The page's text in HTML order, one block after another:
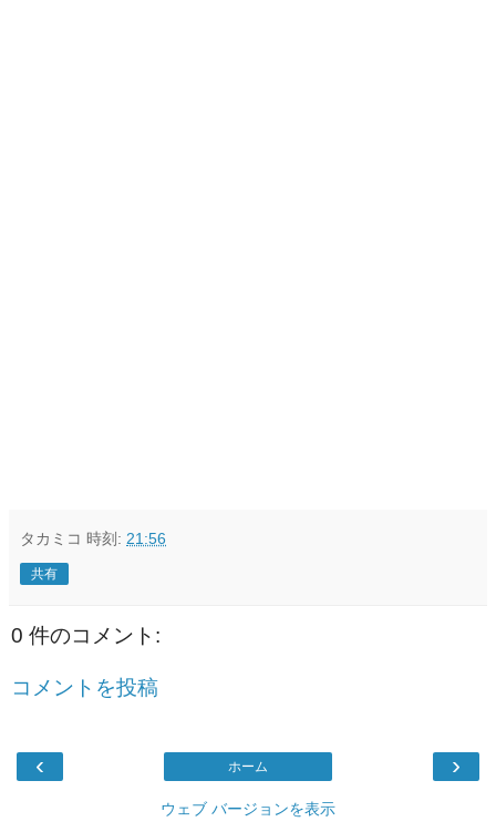
タカミコ 時刻: 21:56
共有
0 件のコメント:
コメントを投稿
‹ ›
ホーム
ウェブ バージョンを表示